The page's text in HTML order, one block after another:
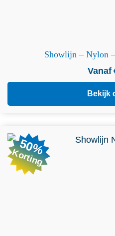
Showlijn – Nylon
Vanaf
Bekijk
50%
Korting
Dit product heeft
gekozen worden op